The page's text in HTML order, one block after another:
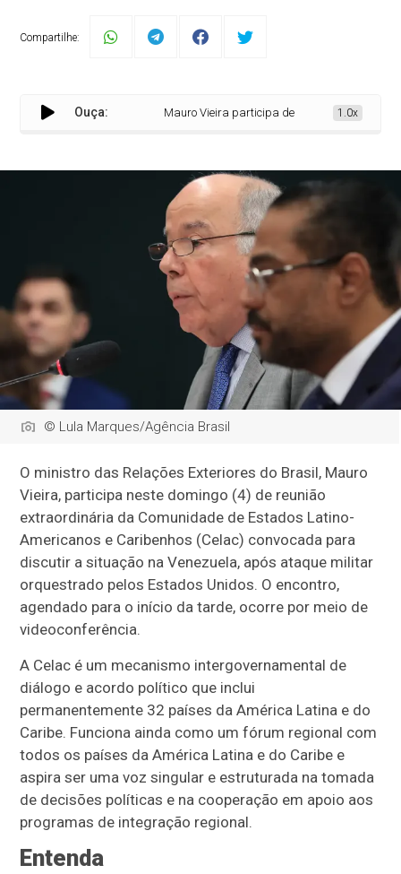
Compartilhe:
Ouça: Mauro Vieira participa de reunião da Celac
1.0x
© Lula Marques/Agência Brasil
O ministro das Relações Exteriores do Brasil, Mauro
Vieira, participa neste domingo (4) de reunião
extraordinária da Comunidade de Estados Latino-
Americanos e Caribenhos (Celac) convocada para
discutir a situação na Venezuela, após ataque militar
orquestrado pelos Estados Unidos. O encontro,
agendado para o início da tarde, ocorre por meio de
videoconferência.
A Celac é um mecanismo intergovernamental de
diálogo e acordo político que inclui
permanentemente 32 países da América Latina e do
Caribe. Funciona ainda como um fórum regional com
todos os países da América Latina e do Caribe e
aspira ser uma voz singular e estruturada na tomada
de decisões políticas e na cooperação em apoio aos
programas de integração regional.
Entenda